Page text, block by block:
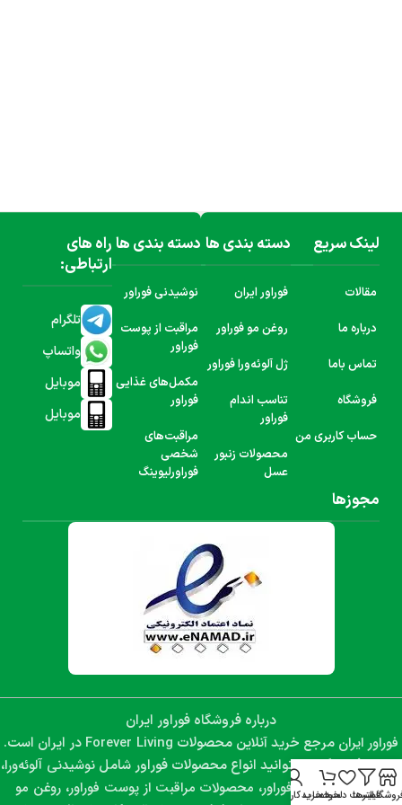
لینک سریع
مقالات
درباره ما
تماس باما
فروشگاه
حساب کاربری من
دسته بندی ها
فوراور ایران
روغن مو فوراور
ژل آلوئه‌ورا فوراور
تناسب اندام
فوراور
محصولات زنبور
عسل
دسته بندی ها
نوشیدنی فوراور
مراقبت از پوست
فوراور
مکمل‌های غذایی
فوراور
مراقبت‌های
شخصی
فوراورلیوینگ
راه های
ارتباطی:
تلگرام
واتساپ
موبایل
موبایل
مجوزها
درباره فروشگاه فوراور ایران
فوراور ایران مرجع خرید آنلاین محصولات Forever Living در ایران است.
در این فروشگاه می‌توانید انواع محصولات فوراور شامل نوشیدنی آلوئه‌ورا،
مکمل‌های غذایی فوراور، محصولات مراقبت از پوست فوراور، روغن مو
فیلترها
لیست دلخواهسبد خرید
حساب کاربری من